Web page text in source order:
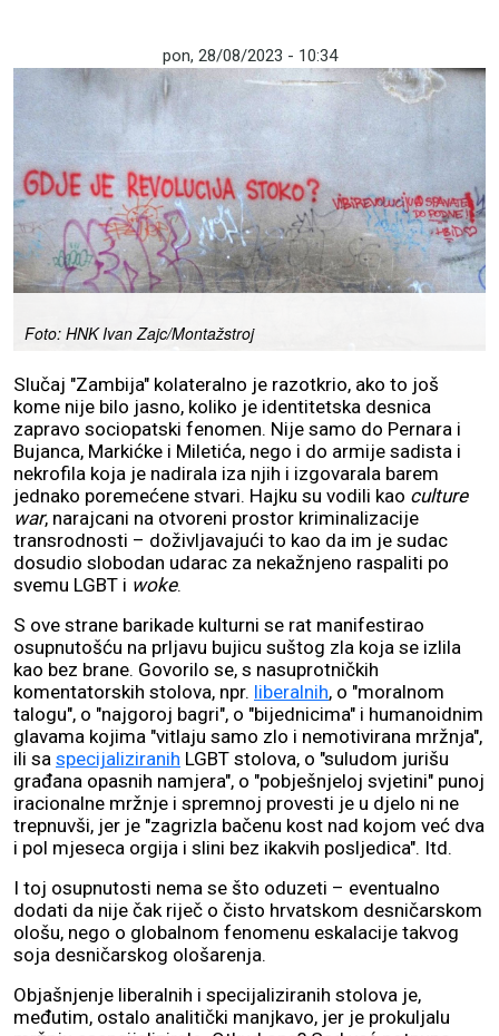
pon, 28/08/2023 - 10:34
Foto: HNK Ivan Zajc/Montažstroj
Slučaj "Zambija" kolateralno je razotkrio, ako to još
kome nije bilo jasno, koliko je identitetska desnica
zapravo sociopatski fenomen. Nije samo do Pernara i
Bujanca, Markićke i Miletića, nego i do armije sadista i
nekrofila koja je nadirala iza njih i izgovarala barem
jednako poremećene stvari. Hajku su vodili kao culture
war, narajcani na otvoreni prostor kriminalizacije
transrodnosti – doživljavajući to kao da im je sudac
dosudio slobodan udarac za nekažnjeno raspaliti po
svemu LGBT i woke.
S ove strane barikade kulturni se rat manifestirao
osupnutošću na prljavu bujicu suštog zla koja se izlila
kao bez brane. Govorilo se, s nasuprotničkih
komentatorskih stolova, npr. liberalnih, o "moralnom
talogu", o "najgoroj bagri", o "bijednicima" i humanoidnim
glavama kojima "vitlaju samo zlo i nemotivirana mržnja",
ili sa specijaliziranih LGBT stolova, o "suludom jurišu
građana opasnih namjera", o "pobješnjeloj svjetini" punoj
iracionalne mržnje i spremnoj provesti je u djelo ni ne
trepnuvši, jer je "zagrizla bačenu kost nad kojom već dva
i pol mjeseca orgija i slini bez ikakvih posljedica". Itd.
I toj osupnutosti nema se što oduzeti – eventualno
dodati da nije čak riječ o čisto hrvatskom desničarskom
ološu, nego o globalnom fenomenu eskalacije takvog
soja desničarskog ološarenja.
Objašnjenje liberalnih i specijaliziranih stolova je,
međutim, ostalo analitički manjkavo, jer je prokuljalu